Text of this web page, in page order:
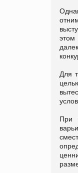
этом
Для
При